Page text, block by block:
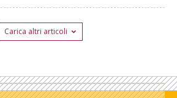
Carica altri articoli